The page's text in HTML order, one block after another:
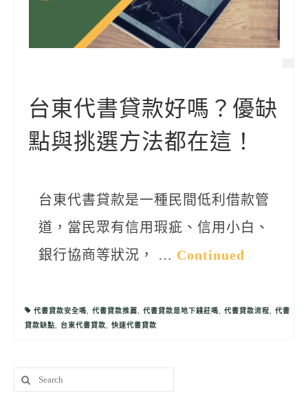
房產Q&A
台東代書貸款好嗎？優缺
點與挑選方法都在這！
台東代書貸款是一種民間低利借款管
道，當民眾有信用瑕疵、信用小白、
銀行協商等狀況， … Continued
代書貸款安全嗎, 代書貸款推薦, 代書貸款是地下錢莊嗎, 代書貸款流程, 代書
貸款缺點, 台東代書貸款, 快速代書貸款
Search
for: